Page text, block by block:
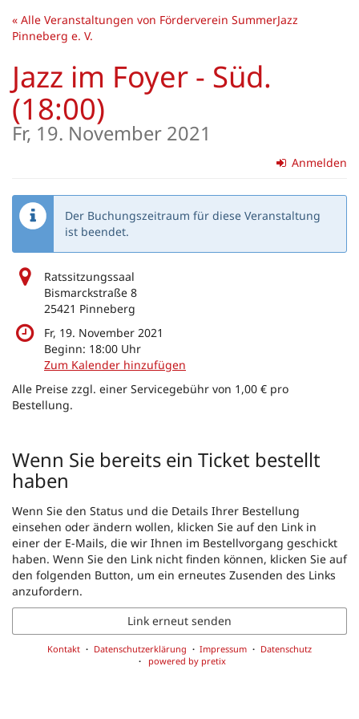
Zum
Haupt-
« Alle Veranstaltungen von Förderverein SummerJazz
Pinneberg e. V.
Jazz im Foyer - Süd.
(18:00)
Fr, 19. November 2021
Anmelden
Der Buchungszeitraum für diese Veranstaltung
ist beendet.
Ratssitzungssaal
Bismarckstraße 8
25421 Pinneberg
Fr, 19. November 2021
Beginn: 18:00 Uhr
Zum Kalender hinzufügen
Alle Preise zzgl. einer Servicegebühr von 1,00 € pro
Bestellung.
Wenn Sie bereits ein Ticket bestellt
haben
Wenn Sie den Status und die Details Ihrer Bestellung
einsehen oder ändern wollen, klicken Sie auf den Link in
einer der E-Mails, die wir Ihnen im Bestellvorgang geschickt
haben. Wenn Sie den Link nicht finden können, klicken Sie auf
den folgenden Button, um ein erneutes Zusenden des Links
anzufordern.
Link erneut senden
Kontakt Datenschutzerklärung Impressum
Datenschutz
powered by pretix